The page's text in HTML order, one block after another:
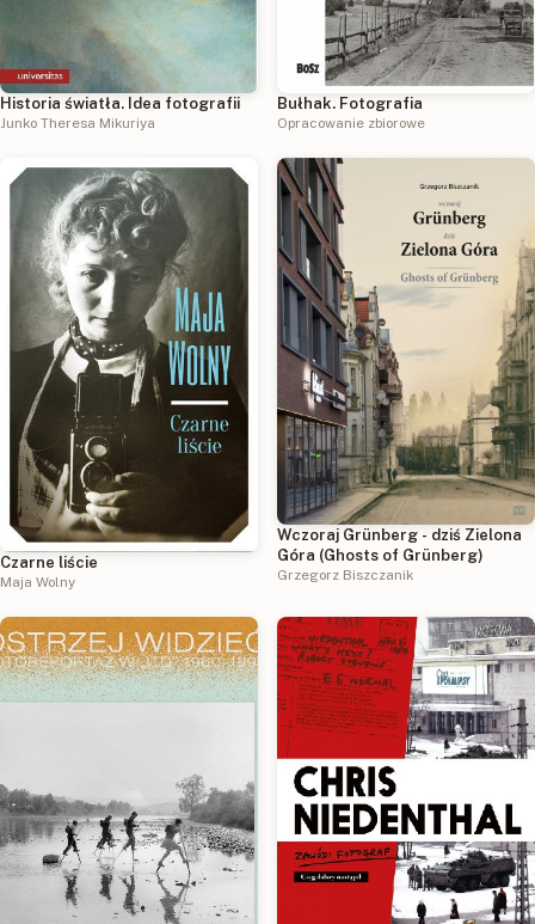
Historia światła. Idea fotografii
Junko Theresa Mikuriya
Bułhak. Fotografia
Opracowanie zbiorowe
Czarne liście
Maja Wolny
Wczoraj Grünberg - dziś Zielona
Góra (Ghosts of Grünberg)
Grzegorz Biszczanik